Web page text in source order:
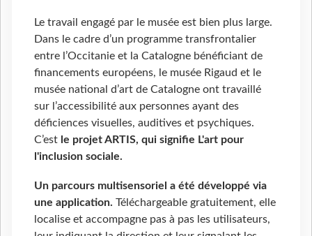
Le travail engagé par le musée est bien plus large.
Dans le cadre d’un programme transfrontalier
entre l’Occitanie et la Catalogne bénéficiant de
financements européens, le musée Rigaud et le
musée national d’art de Catalogne ont travaillé
sur l’accessibilité aux personnes ayant des
déficiences visuelles, auditives et psychiques.
C’est le projet ARTIS, qui signifie L'art pour
l'inclusion sociale.
Un parcours multisensoriel a été développé via
une application. Téléchargeable gratuitement, elle
localise et accompagne pas à pas les utilisateurs,